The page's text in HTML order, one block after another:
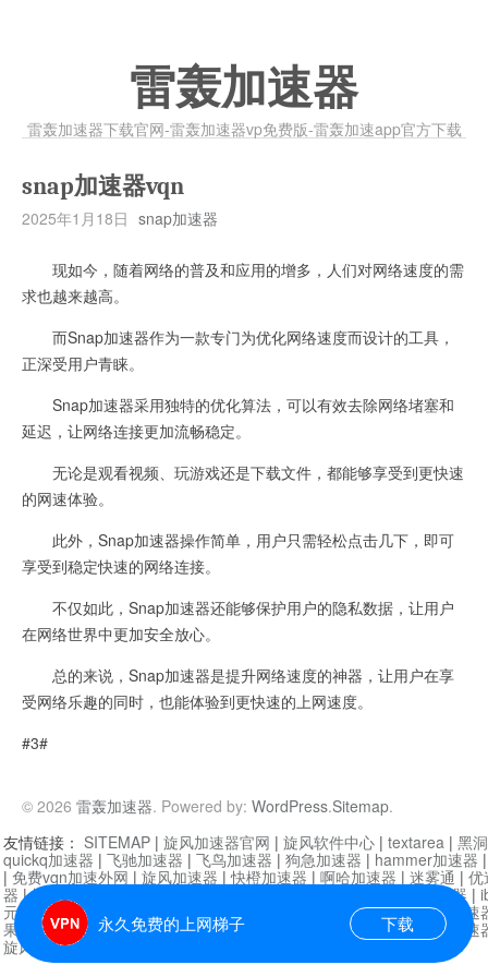
雷轰加速器
雷轰加速器下载官网-雷轰加速器vp免费版-雷轰加速app官方下载
snap加速器vqn
2025年1月18日 snap加速器
现如今，随着网络的普及和应用的增多，人们对网络速度的需
求也越来越高。
而Snap加速器作为一款专门为优化网络速度而设计的工具，
正深受用户青睐。
Snap加速器采用独特的优化算法，可以有效去除网络堵塞和
延迟，让网络连接更加流畅稳定。
无论是观看视频、玩游戏还是下载文件，都能够享受到更快速
的网速体验。
此外，Snap加速器操作简单，用户只需轻松点击几下，即可
享受到稳定快速的网络连接。
不仅如此，Snap加速器还能够保护用户的隐私数据，让用户
在网络世界中更加安全放心。
总的来说，Snap加速器是提升网络速度的神器，让用户在享
受网络乐趣的同时，也能体验到更快速的上网速度。
#3#
© 2026 雷轰加速器. Powered by: WordPress.Sitemap.
永久免费的上网梯子 下载
友情链接： SITEMAP | 旋风加速器官网 | 旋风软件中心 | textarea | 黑
quickq加速器 | 飞驰加速器 | 飞鸟加速器 | 狗急加速器 | hammer加速器
| 免费vqn加速外网 | 旋风加速器 |快橙加速器 | 啊哈加速器 | 迷雾通 | 优
器 |快柠檬加速器 anycast加速器 |
元机场加速器
| 一元机场 | 老王加速器 |白石山|小牛加速
果加速器|黑洞加速|银河加速器|猎豹加速器 海鸥加速器|
芒果加速
旋风加速器度器